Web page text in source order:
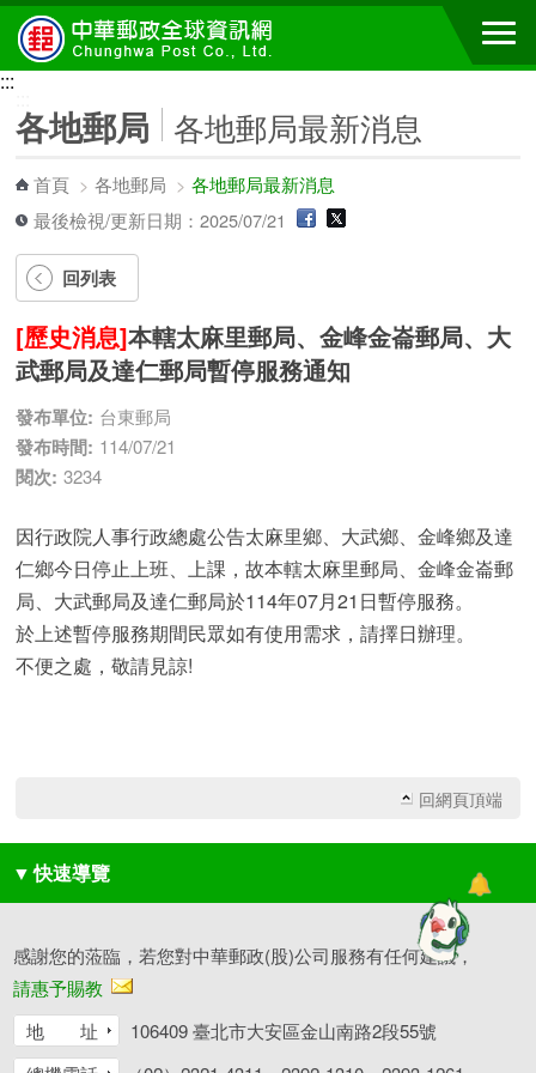
跳到主要內容區塊
:::
各地郵局 各地郵局最新消息
首頁 >各地郵局 >各地郵局最新消息
最後檢視/更新日期：2025/07/21
回列表
[歷史消息]本轄太麻里郵局、金峰金崙郵局、大
武郵局及達仁郵局暫停服務通知
發布單位: 台東郵局
發布時間: 114/07/21
閱次: 3234
因行政院人事行政總處公告太麻里鄉、大武鄉、金峰鄉及達
仁鄉今日停止上班、上課，故本轄太麻里郵局、金峰金崙郵
局、大武郵局及達仁郵局於114年07月21日暫停服務。
於上述暫停服務期間民眾如有使用需求，請擇日辦理。
不便之處，敬請見諒!
回網頁頂端
▼ 快速導覽
感謝您的蒞臨，若您對中華郵政(股)公司服務有任何建議，
請惠予賜教
地 址
106409 臺北市大安區金山南路2段55號